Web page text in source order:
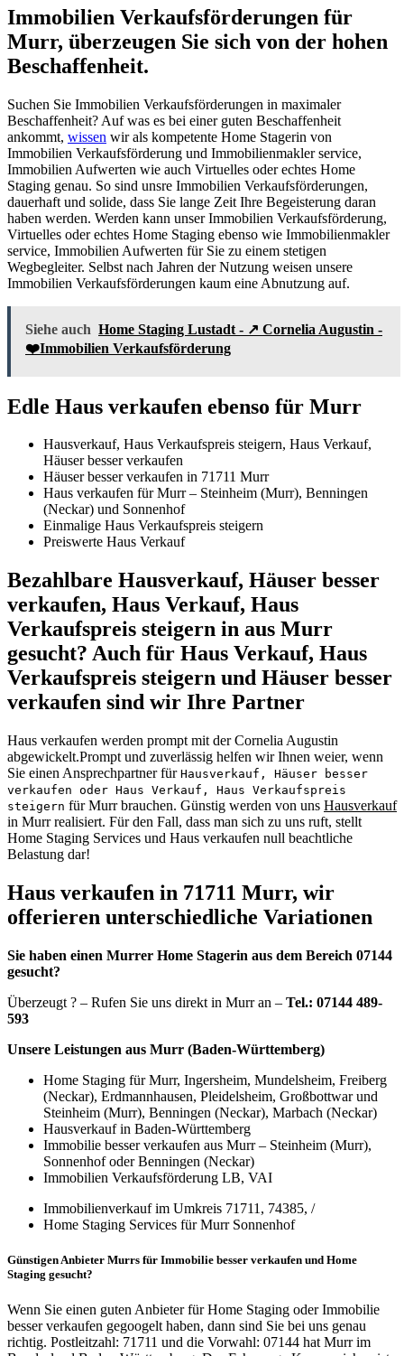
Immobilien Verkaufsförderungen für
Murr, überzeugen Sie sich von der hohen
Beschaffenheit.
Suchen Sie Immobilien Verkaufsförderungen in maximaler
Beschaffenheit? Auf was es bei einer guten Beschaffenheit
ankommt, wissen wir als kompetente Home Stagerin von
Immobilien Verkaufsförderung und Immobilienmakler service,
Immobilien Aufwerten wie auch Virtuelles oder echtes Home
Staging genau. So sind unsre Immobilien Verkaufsförderungen,
dauerhaft und solide, dass Sie lange Zeit Ihre Begeisterung daran
haben werden. Werden kann unser Immobilien Verkaufsförderung,
Virtuelles oder echtes Home Staging ebenso wie Immobilienmakler
service, Immobilien Aufwerten für Sie zu einem stetigen
Wegbegleiter. Selbst nach Jahren der Nutzung weisen unsere
Immobilien Verkaufsförderungen kaum eine Abnutzung auf.
Siehe auch Home Staging Lustadt - ↗️ Cornelia Augustin -
❤️Immobilien Verkaufsförderung
Edle Haus verkaufen ebenso für Murr
Hausverkauf, Haus Verkaufspreis steigern, Haus Verkauf,
Häuser besser verkaufen
Häuser besser verkaufen in 71711 Murr
Haus verkaufen für Murr – Steinheim (Murr), Benningen
(Neckar) und Sonnenhof
Einmalige Haus Verkaufspreis steigern
Preiswerte Haus Verkauf
Bezahlbare Hausverkauf, Häuser besser
verkaufen, Haus Verkauf, Haus
Verkaufspreis steigern in aus Murr
gesucht? Auch für Haus Verkauf, Haus
Verkaufspreis steigern und Häuser besser
verkaufen sind wir Ihre Partner
Haus verkaufen werden prompt mit der Cornelia Augustin
abgewickelt.Prompt und zuverlässig helfen wir Ihnen weier, wenn
Sie einen Ansprechpartner für Hausverkauf, Häuser besser
verkaufen oder Haus Verkauf, Haus Verkaufspreis
steigern für Murr brauchen. Günstig werden von uns Hausverkauf
in Murr realisiert. Für den Fall, dass man sich zu uns ruft, stellt
Home Staging Services und Haus verkaufen null beachtliche
Belastung dar!
Haus verkaufen in 71711 Murr, wir
offerieren unterschiedliche Variationen
Sie haben einen Murrer Home Stagerin aus dem Bereich 07144
gesucht?
Überzeugt ? – Rufen Sie uns direkt in Murr an – Tel.: 07144 489-
593
Unsere Leistungen aus Murr (Baden-Württemberg)
Home Staging für Murr, Ingersheim, Mundelsheim, Freiberg
(Neckar), Erdmannhausen, Pleidelsheim, Großbottwar und
Steinheim (Murr), Benningen (Neckar), Marbach (Neckar)
Hausverkauf in Baden-Württemberg
Immobilie besser verkaufen aus Murr – Steinheim (Murr),
Sonnenhof oder Benningen (Neckar)
Immobilien Verkaufsförderung LB, VAI
Immobilienverkauf im Umkreis 71711, 74385, /
Home Staging Services für Murr Sonnenhof
Günstigen Anbieter Murrs für Immobilie besser verkaufen und Home
Staging gesucht?
Wenn Sie einen guten Anbieter für Home Staging oder Immobilie
besser verkaufen gegoogelt haben, dann sind Sie bei uns genau
richtig. Postleitzahl: 71711 und die Vorwahl: 07144 hat Murr im